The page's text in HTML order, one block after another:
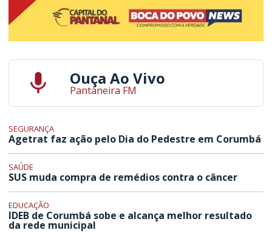
Ouça Ao Vivo
Pantaneira FM
SEGURANÇA
Agetrat faz ação pelo Dia do Pedestre em Corumbá
SAÚDE
SUS muda compra de remédios contra o câncer
EDUCAÇÃO
IDEB de Corumbá sobe e alcança melhor resultado
da rede municipal